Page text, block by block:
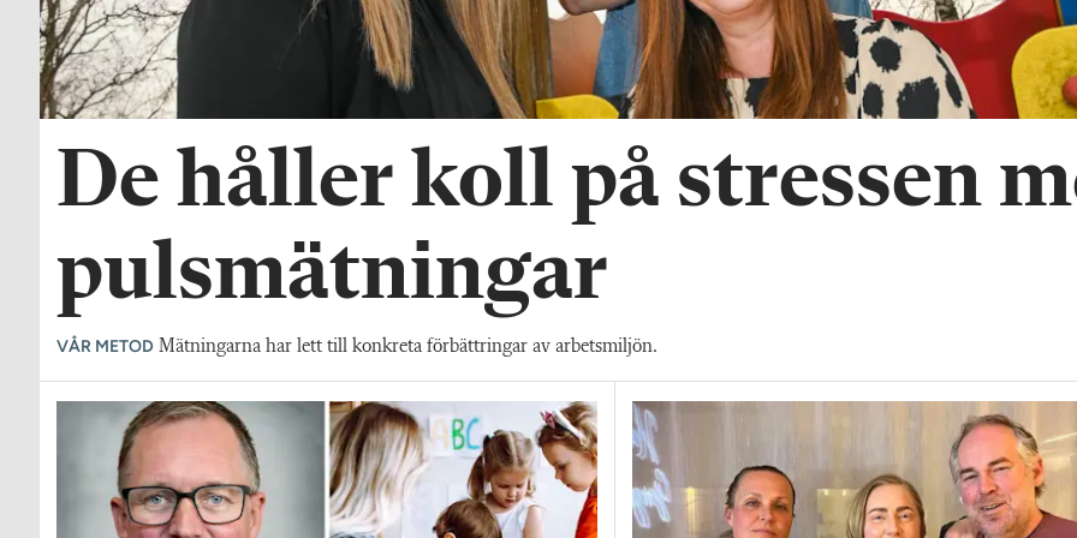
De håller koll på stressen
pulsmätningar
VÅR METOD Mätningarna har lett till konkreta förbättringar av arbetsmiljön.